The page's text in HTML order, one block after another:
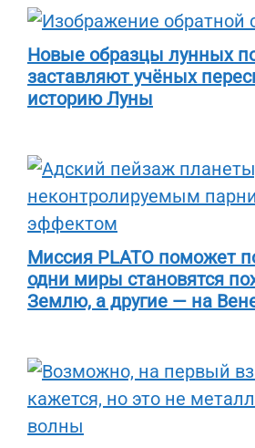
Новые образцы лунных
заставляют учёных
историю Луны
Миссия PLATO поможет
одни миры становятся
Землю, а другие — на